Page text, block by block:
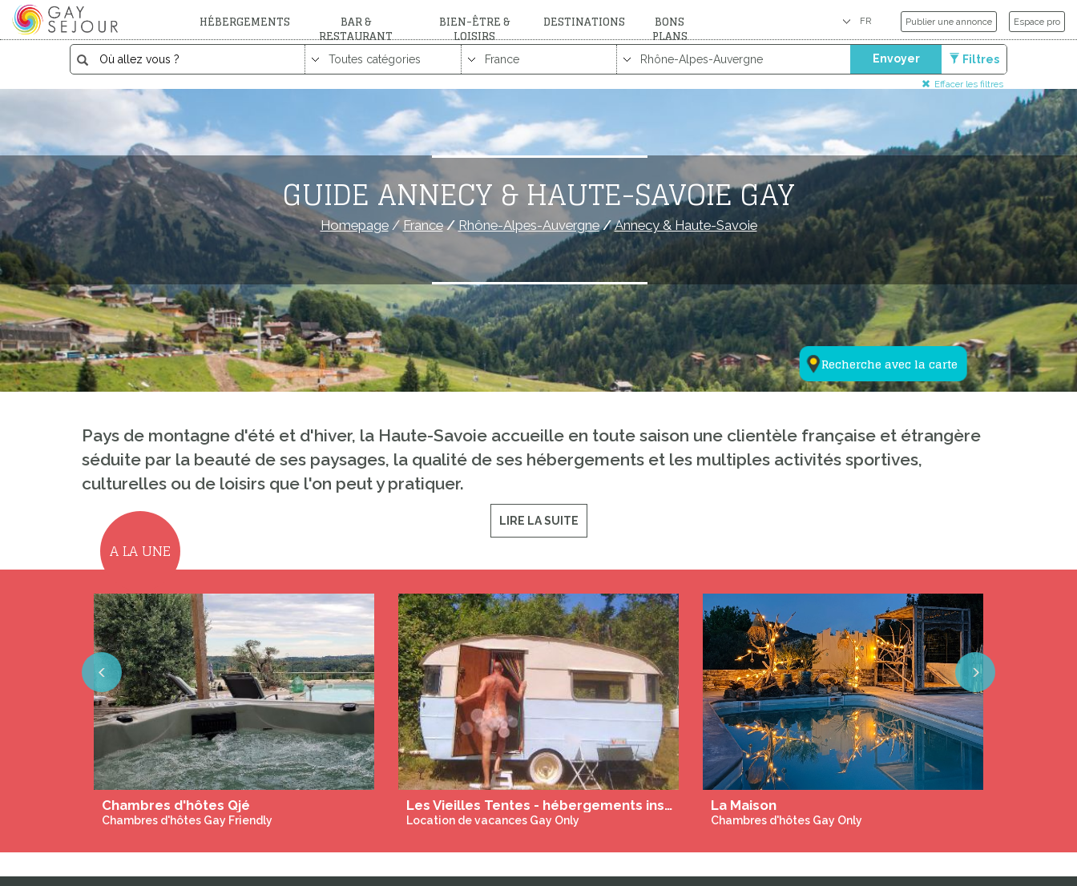
HÉBERGEMENTS BAR &
RESTAURANT
BIEN-ÊTRE &
LOISIRS
DESTINATIONS BONS
PLANS
Publier une annonce Espace pro
Envoyer Filtres
Effacer les filtres
Recherche avec la carte
GUIDE ANNECY & HAUTE-SAVOIE GAY
Homepage/ France/ Rhône-Alpes-Auvergne/Annecy & Haute-Savoie
Pays de montagne d'été et d'hiver, la Haute-Savoie accueille en toute saison une clientèle française et étrangère
séduite par la beauté de ses paysages, la qualité de ses hébergements et les multiples activités sportives,
culturelles ou de loisirs que l'on peut y pratiquer.
LIRE LA SUITE
A LA UNE
Previous Next
Massage & Bien-Être Gay Only
Massa'Je
Massage & Bien-Être Gay Friendly